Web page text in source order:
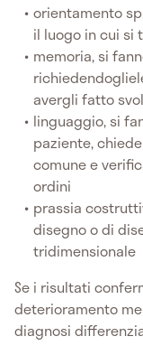
orientamento
il luogo in cui si
memoria, si
avergli fatto
linguaggio, si
paziente,
comune e
ordini
prassia
disegno o di
tridimensionale
Se i risultati
deterioramento
diagnosi